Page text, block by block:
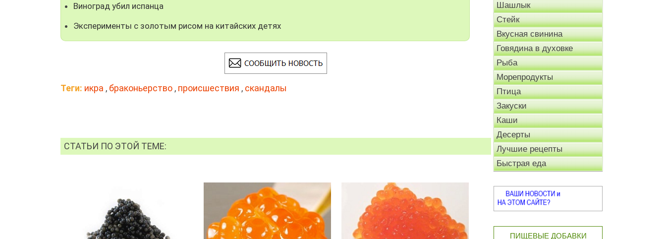
Виноград убил испанца
Эксперименты с золотым рисом на китайских детях
Теги: икра , браконьерство , происшествия , скандалы
СТАТЬИ ПО ЭТОЙ ТЕМЕ:
Шашлык
Стейк
Вкусная свинина
Говядина в духовке
Рыба
Морепродукты
Птица
Закуски
Каши
Десерты
Лучшие рецепты
Быстрая еда
ПИЩЕВЫЕ ДОБАВКИ